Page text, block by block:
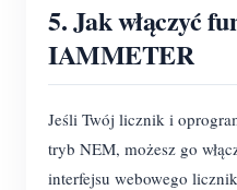
5. Jak włączyć
IAMMETER
Jeśli Twój licznik i
tryb NEM, możesz go
interfejsu webowego